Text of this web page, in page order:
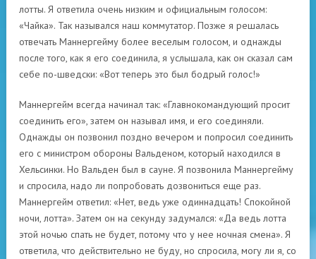
лотты. Я ответила очень низким и официальным голосом:
«Чайка». Так назывался наш коммутатор. Позже я решалась
отвечать Маннергейму более веселым голосом, и однажды
после того, как я его соединила, я услышала, как он сказал сам
себе по-шведски: «Вот теперь это был бодрый голос!»
Маннергейм всегда начинал так: «Главнокомандующий просит
соединить его», затем он называл имя, и его соединяли.
Однажды он позвонил поздно вечером и попросил соединить
его с министром обороны Вальденом, который находился в
Хельсинки. Но Вальден был в сауне. Я позвонила Маннергейму
и спросила, надо ли попробовать дозвониться еще раз.
Маннергейм ответил: «Нет, ведь уже одиннадцать! Спокойной
ночи, лотта». Затем он на секунду задумался: «Да ведь лотта
этой ночью спать не будет, потому что у нее ночная смена». Я
ответила, что действительно не буду, но спросила, могу ли я, со